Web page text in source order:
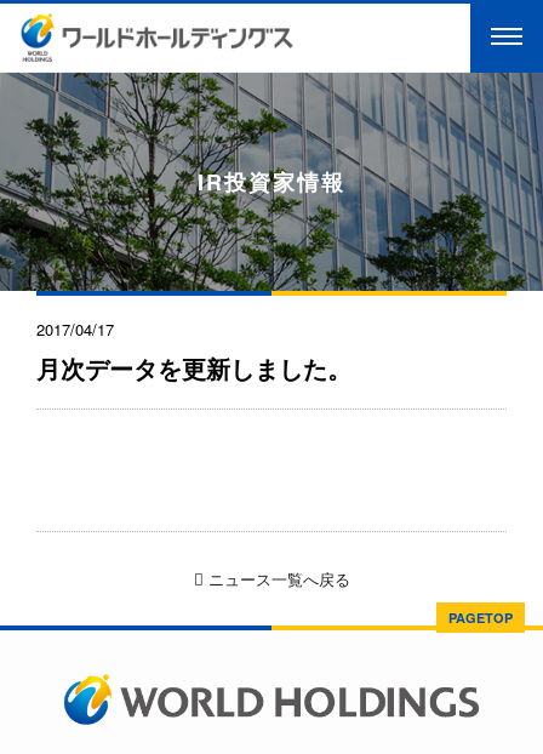
IR投資家情報
2017/04/17
月次データを更新しました。
ニュース一覧へ戻る
PAGETOP